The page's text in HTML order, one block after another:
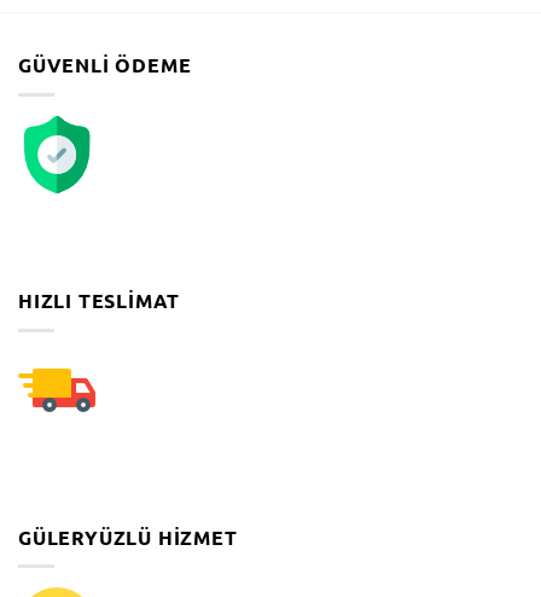
GÜVENLI ÖDEME
HIZLI TESLIMAT
GÜLERYÜZLÜ HIZMET